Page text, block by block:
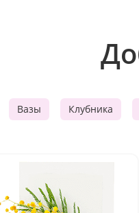
Вазы Клубника